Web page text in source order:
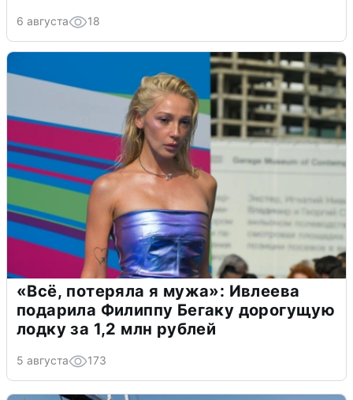
6 августа 18
«Всё, потеряла я мужа»: Ивлеева
подарила Филиппу Бегаку дорогущую
лодку за 1,2 млн рублей
5 августа 173